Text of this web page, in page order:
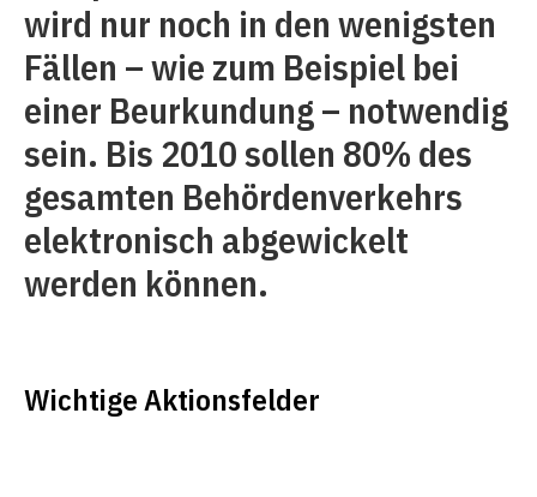
wird nur noch in den wenigsten
Fällen – wie zum Beispiel bei
einer Beurkundung – notwendig
sein. Bis 2010 sollen 80% des
gesamten Behördenverkehrs
elektronisch abgewickelt
werden können.
Wichtige Aktionsfelder